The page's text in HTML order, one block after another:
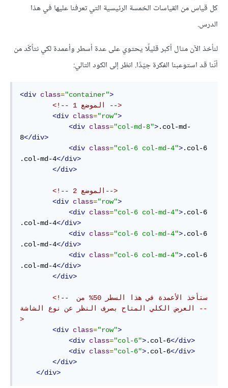
كل قياس من القياسات الخمسة الرئيسية التي تعرفنا عليها في هذا
الدرس.
لنأخذ الآن مثال أكبر قليلًا يحتوي على عدة أسطر وأعمدة لكي نتأكّد من
أنّنا قد استوعبنا الفكرة جيّدًا. انظر إلى الكود التالي:
<div class="container">
<!-- الموضع 1 -->
<div class="row">
<div class="col-md-8">.col-md-
8</div>
<div class="col-6 col-md-4">.col-6
.col-md-4</div>
</div>
<!-- الموضع 2-->
<div class="row">
<div class="col-6 col-md-4">.col-6
.col-md-4</div>
<div class="col-6 col-md-4">.col-6
.col-md-4</div>
<div class="col-6 col-md-4">.col-6
.col-md-4</div>
</div>
<!-- ستأخذ الأعمدة في هذا السطر 50% من
العرض الكلي المتاح بصرف النظر عن نوع الشاشة --
>
<div class="row">
<div class="col-6">.col-6</div>
<div class="col-6">.col-6</div>
</div>
</div>